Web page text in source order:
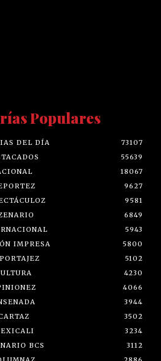
Populares
DEL DÍA
73107
55639
18067
9627
9581
6849
5943
IMPRESA
5800
5102
4230
4066
3944
3502
3234
BCS
3112